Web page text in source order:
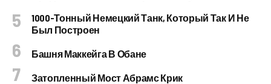
1000-Тонный Немецкий Танк, Который Так И Не
Был Построен
Башня Маккейга В Обане
Затопленный Мост Абрамс Крик